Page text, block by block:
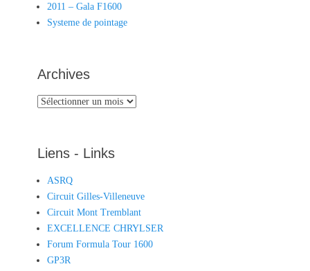
2011 – Gala F1600
Systeme de pointage
Archives
Liens - Links
ASRQ
Circuit Gilles-Villeneuve
Circuit Mont Tremblant
EXCELLENCE CHRYLSER
Forum Formula Tour 1600
GP3R